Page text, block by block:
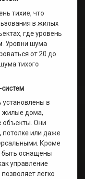
тихие, что
в жилых
где уровень
Уровни шума
от 20 до
тихого
установлены в
жилые дома,
объекты. Они
потолке или даже
Кроме
быть оснащены
управление
легко